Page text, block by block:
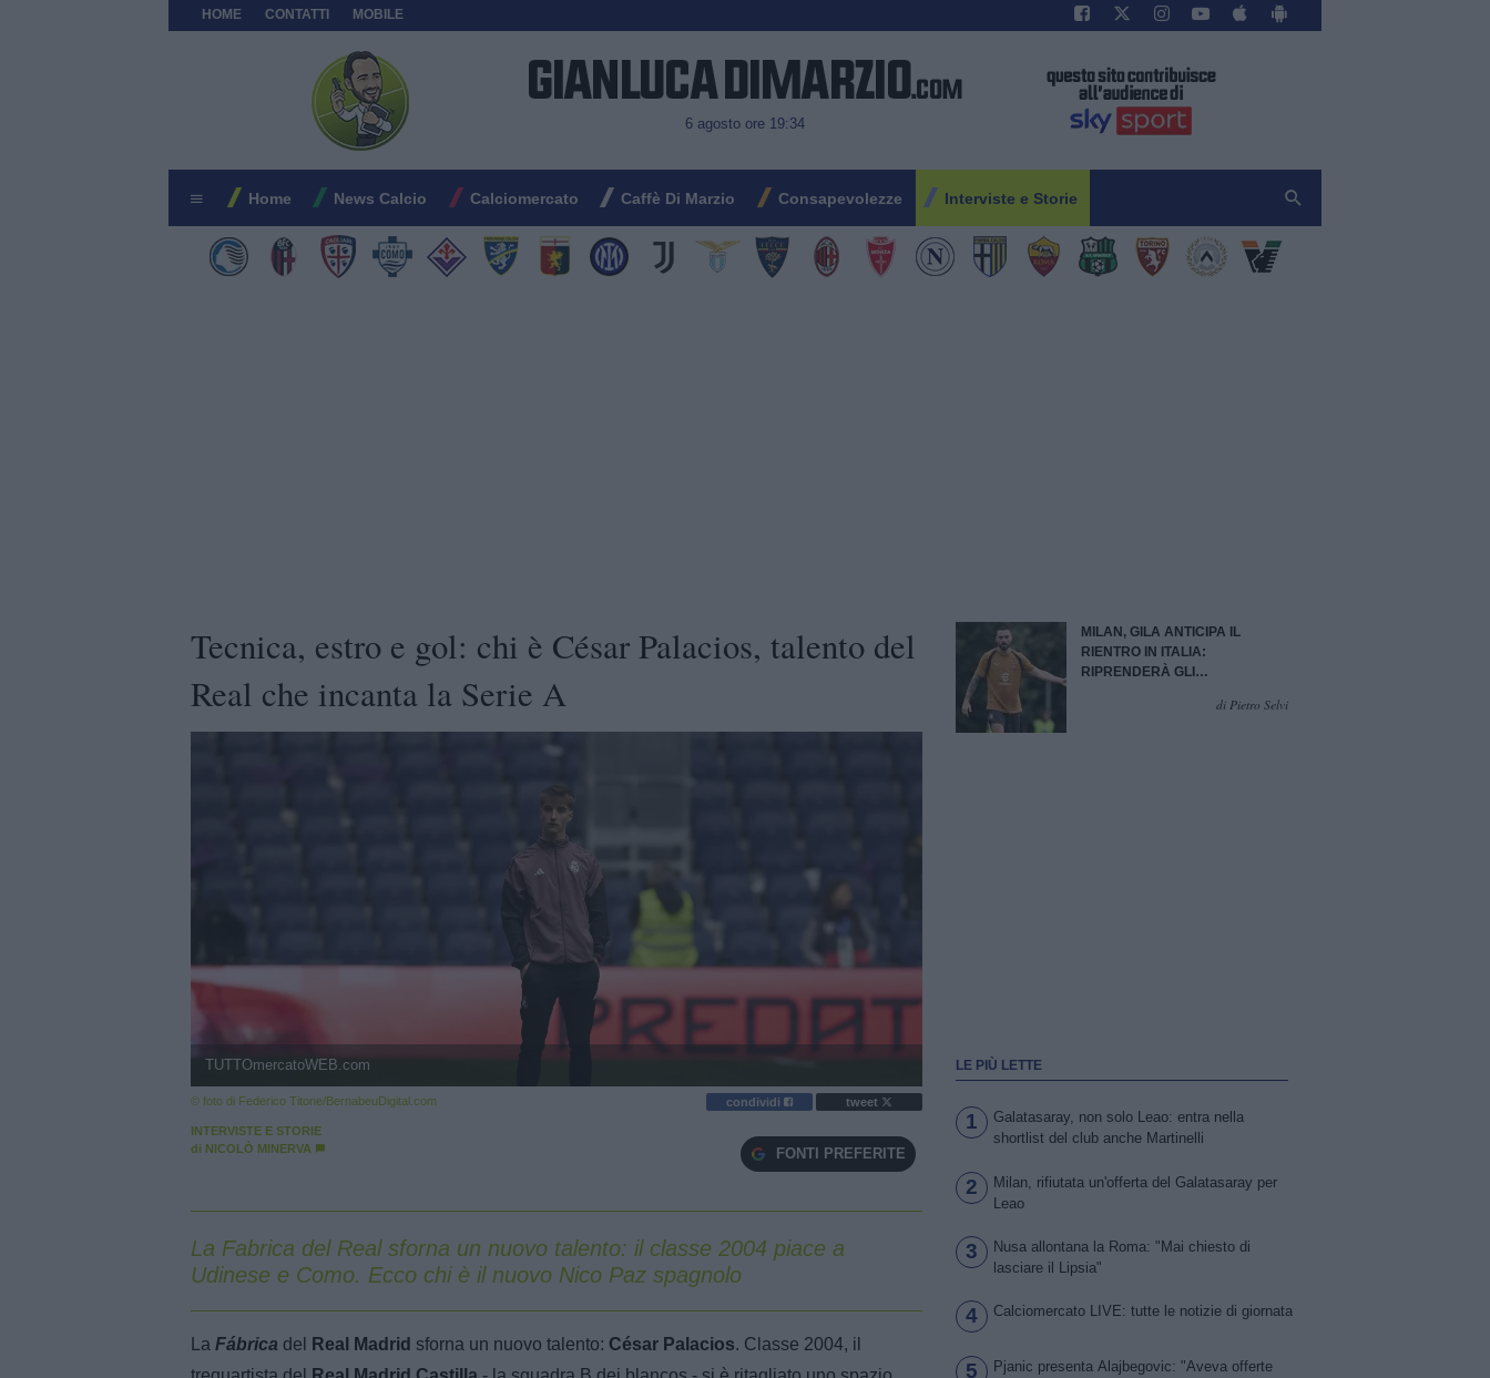
HOME CONTATTI MOBILE
6 agosto ore 19:34
Home News Calcio Calciomercato Caffè Di Marzio Consapevolezze Interviste e Storie
Tecnica, estro e gol: chi è César Palacios, talento del
Real che incanta la Serie A
TUTTOmercatoWEB.com
© foto di Federico Titone/BernabeuDigital.com condividi tweet
INTERVISTE E STORIE
di NICOLÒ MINERVA FONTI PREFERITE
La Fabrica del Real sforna un nuovo talento: il classe 2004 piace a
Udinese e Como. Ecco chi è il nuovo Nico Paz spagnolo
La Fábrica del Real Madrid sforna un nuovo talento: César Palacios. Classe 2004, il
MILAN, GILA ANTICIPA IL
RIENTRO IN ITALIA:
RIPRENDERÀ GLI
di Pietro Selvi
LE PIÙ LETTE
1
Galatasaray, non solo Leao: entra nella
shortlist del club anche Martinelli
2
Milan, rifiutata un'offerta del Galatasaray per
Leao
3
Nusa allontana la Roma: "Mai chiesto di
lasciare il Lipsia"
4 Calciomercato LIVE: tutte le notizie di giornata
5
Pjanic presenta Alajbegovic: "Aveva offerte